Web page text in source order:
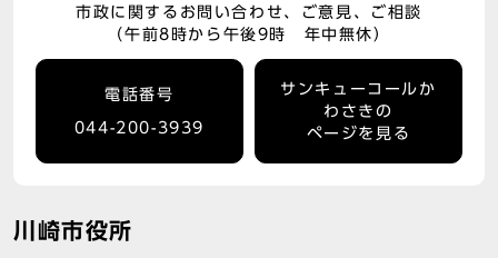
市政に関するお問い合わせ、ご意見、ご相談
（午前8時から午後9時 年中無休）
電話番号
044-200-3939
サンキューコールか
わさきの
ページを見る
川崎市役所